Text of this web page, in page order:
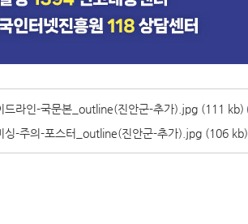
드라인-국문본_outline(진안군-추가).jpg (111 kb)
싱-주의-포스터_outline(진안군-추가).jpg (106 kb)